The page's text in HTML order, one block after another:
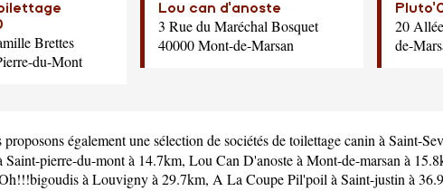
Brettes
du-Mont
Lou can d'anoste
3 Rue du Maréchal Bosquet
40000 Mont-de-Marsan
20
de-
également une sélection de sociétés de toilettage canin à Saint-
Saint-pierre-du-mont à 14.7km, Lou Can D'anosteà Mont-de-marsan à
à Louvigny à 29.7km, A La Coupe Pil'poilà Saint-justin à